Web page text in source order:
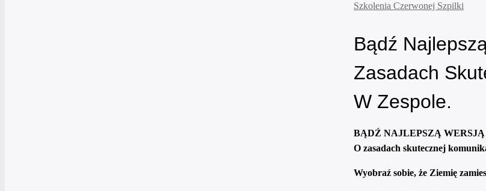
Szkolenia Czerwonej Szpilki
Bądź
Zasadach
W Zespole.
BĄDŹ NAJLEPSZĄ WERSJĄ
O zasadach skutecznej
Wyobraź sobie, że Ziemię